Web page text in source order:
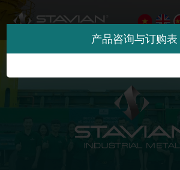
产品咨询与订购表